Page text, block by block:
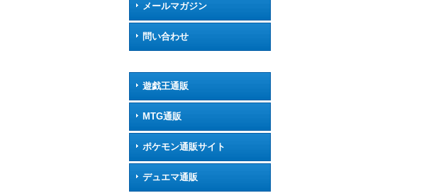
メールマガジン
問い合わせ
遊戯王通販
MTG通販
ポケモン通販サイト
デュエマ通販